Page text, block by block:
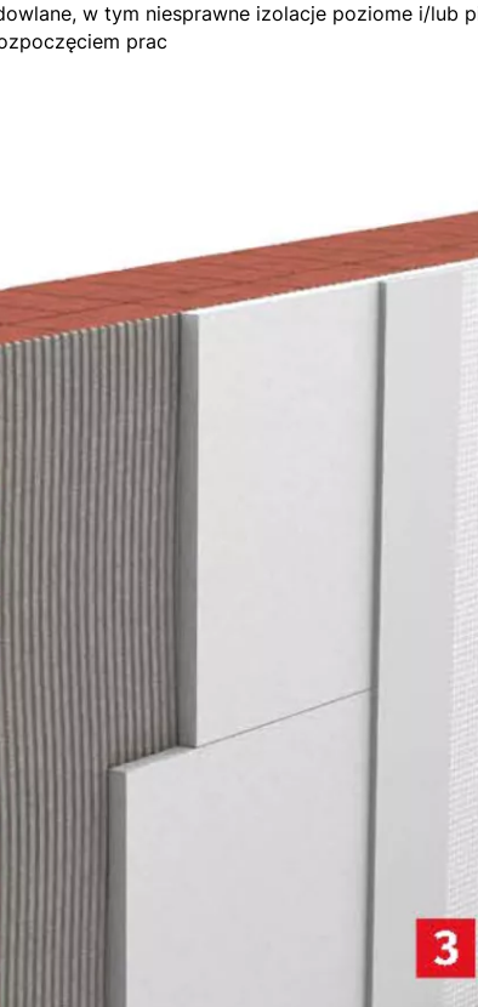
w tym niesprawne izolacje poziome i/lub
prac